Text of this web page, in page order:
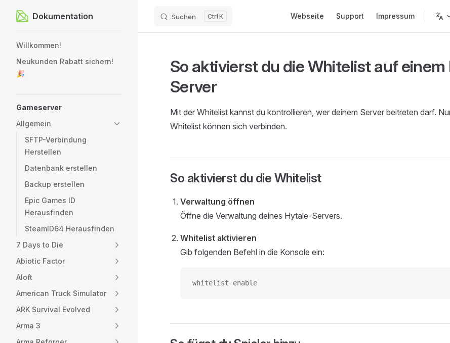
Zum Inhalt springen
Dokumentation Suchen K Webseite Support Impressum
Willkommen!
Neukunden Rabatt sichern!
🎉
Gameserver
Allgemein
SFTP-Verbindung
Herstellen
Datenbank erstellen
Backup erstellen
Epic Games ID
Herausfinden
SteamID64 Herausfinden
7 Days to Die
Abiotic Factor
Aloft
American Truck Simulator
ARK Survival Evolved
Arma 3
So aktivierst du die Whitelist auf
Server
Mit der Whitelist kannst du kontrollieren, wer deinem Server beitreten darf.
Whitelist können sich verbinden.
So aktivierst du die Whitelist
Verwaltung öffnen
Öffne die Verwaltung deines Hytale-Servers.
Whitelist aktivieren
Gib folgenden Befehl in die Konsole ein:
whitelist enable